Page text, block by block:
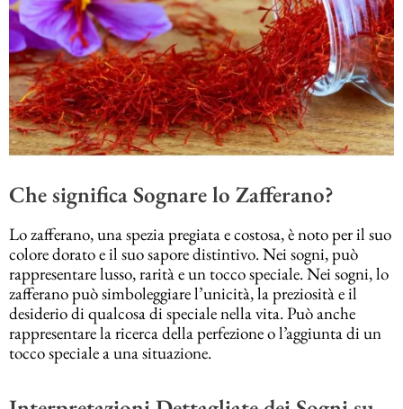
Che significa Sognare lo Zafferano?
Lo zafferano, una spezia pregiata e costosa, è noto per il suo
colore dorato e il suo sapore distintivo. Nei sogni, può
rappresentare lusso, rarità e un tocco speciale. Nei sogni, lo
zafferano può simboleggiare l’unicità, la preziosità e il
desiderio di qualcosa di speciale nella vita. Può anche
rappresentare la ricerca della perfezione o l’aggiunta di un
tocco speciale a una situazione.